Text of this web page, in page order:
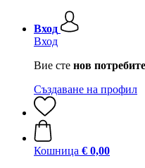
Вход
Вход
Вие сте нов
Създаване на профил
Кошница € 0,00